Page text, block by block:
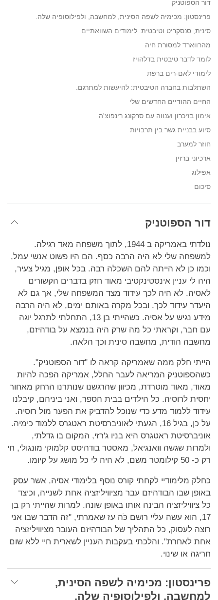
דור הספוטניק
פרינסטון: מכימיה לשפה הסינית, למחשבה, ולפילוסופיה שלה.
סינית, סנסקריט וטיבטית: לימודים השוואתיים
מהרווארד למסורת חיה
לומד לדבר טיבטית בדלהויז
לימודי לאם-רים ברפת
השתלבות בחברה הטיבטית: להיעשות למתרגם.
החיים ההודיים החדשים שלי
אימון בזיכרון וענווה עם סרקונג רינפוצ'ה
סיוע בבניית גשר בין תרבויות
חוזר למערב
ארכיוני ברזין
אפילוג
סיכום
דור הספוטניק
נולדתי באמריקה ב 1944, לתוך משפחה מאד רגילה.
למשפחה שלי לא היה הרבה כסף. הם היו פשוט אנשי עמל,
וכמו כן לא הייתה להם השכלה רבה. בכל אופן, מגיל צעיר,
היה לי עניין אינסטינקטיבי מאוד חזק בדברים הקשורים
לאסיה. לא היה לכך עידוד מצד המשפחה שלי, אך גם לא
היעדר עידוד לכך. ובכל מקרה באותם ימים, לא היה הרבה
מידע נגיש על אסיה. כשהייתי בן 13, התחלתי לתרגל יוגה
עם חבר, וקראתי כל מה שרק היה בנמצא על בודהיזם,
מחשבה הודית, מחשבה סינית וכך הלאה.
הייתי חלק ממה שאמריקה קראה לו "דור הספוטניק".
כשהספוטניק המריאה לעבר החלל, אמריקה הפכה להיות
מאוד, מאוד מוטרדת, מכיוון שהרגשנו שנותרנו הרחק מאחור
יחסית לרוסיה. כל הילדים בבית הספר, ואני ביניהם, קיבלנו
עידוד ללמוד מדע כדי שנוכל להדביק את הפער מול רוסיה.
על כן, בגיל 16, הגעתי לאוניברסיטת ראטגרס ללמוד כימיה.
אוניברסיטת ראטגרס היא בניו ג'רזי, המקום בו גדלתי,
ולמרות שגשה וואנגיאל, מאסטר בודהיסט קלמוקי מונגולי, חי
רק כ- 50 קילומטר משם, לא היה לי כל מושג על קיומו.
כחלק מלימודיי לקחתי קורס נוסף בלימודי אסיה, אשר עסק
באופן שבו הבודהיזם עבר מציוויליזציה אחת לשנייה, וכיצד
כל ציוויליזציה הבינה אותו באופן שונה. למרות שהייתי רק בן
17, הוא עשה עליי רושם כֹּה עז שאמרתי, "זה הדבר שבו אני
רוצה לעסוק, כל התהליך של הבודהיזם העובר מציוויליזציה
אחת לאחרת". והלכתי בעקבות העניין לשארית חיי ללא שום
חריגה או שינוי.
פרינסטון: מכימיה לשפה הסינית,
למחשבה, ולפילוסופיה שלה.